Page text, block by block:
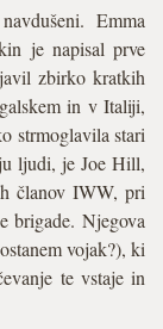
Emma
je napisal prve
zbirko kratkih
in v Italiji,
strmoglavila stari
ljudi, je Joe Hill,
članov IWW, pri
brigade. Njegova
vojak?), ki
te vstaje in